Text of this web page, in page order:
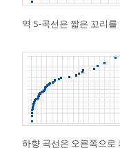
역 S-곡선은 짧은 꼬리
하향 곡선은 오른쪽으로